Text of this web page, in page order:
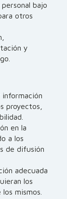
bajo
otros
y
proyectos,
en la
a los
de difusión
adecuada
los
mismos.